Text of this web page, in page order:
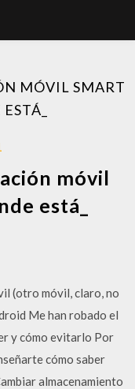
MÓVIL SMART
móvil
está_
(otro móvil, claro, no
Me han robado el
y cómo evitarlo Por
cómo saber
almacenamiento